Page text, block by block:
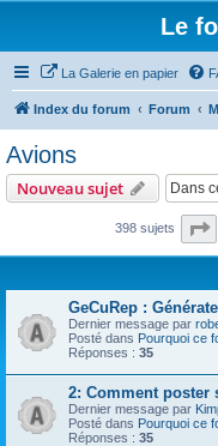
Le
La Galerie en papier
Index du forum Forum
Avions
Nouveau sujet
398 sujets
GeCuRep :
Dernier message par
Posté dans Pourquoi ce
Réponses : 35
2: Comment poster
Dernier message par
Posté dans Pourquoi ce
Réponses : 35